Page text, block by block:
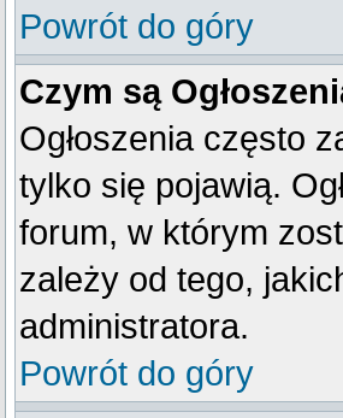
Powrót do góry
Czym są
Ogłoszenia często
tylko się pojawią.
forum, w którym
zależy od tego,
administratora.
Powrót do góry